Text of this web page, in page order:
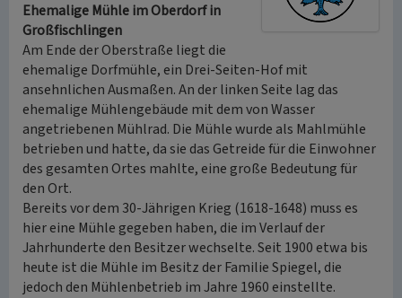
Ehemalige Mühle im Oberdorf in
Großfischlingen
Am Ende der Oberstraße liegt die
ehemalige Dorfmühle, ein Drei-Seiten-Hof mit
ansehnlichen Ausmaßen. An der linken Seite lag das
ehemalige Mühlengebäude mit dem von Wasser
angetriebenen Mühlrad. Die Mühle wurde als Mahlmühle
betrieben und hatte, da sie das Getreide für die Einwohner
des gesamten Ortes mahlte, eine große Bedeutung für
den Ort.
Bereits vor dem 30-Jährigen Krieg (1618-1648) muss es
hier eine Mühle gegeben haben, die im Verlauf der
Jahrhunderte den Besitzer wechselte. Seit 1900 etwa bis
heute ist die Mühle im Besitz der Familie Spiegel, die
jedoch den Mühlenbetrieb im Jahre 1960 einstellte.